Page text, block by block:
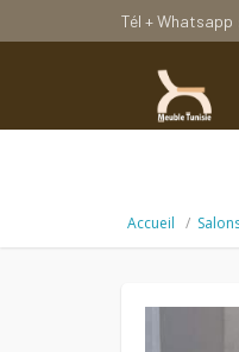
Tél + Whatsapp
Accueil